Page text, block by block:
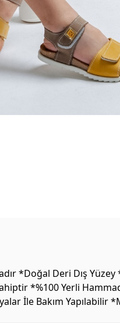
*Doğal Deri Dış
*%100 Yerli
İle Bakım